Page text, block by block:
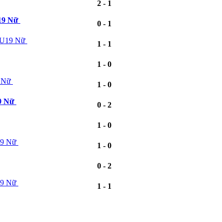
2 - 1
Nữ 0 - 1
Nữ 1 - 1
1 - 0
1 - 0
Nữ 0 - 2
1 - 0
Nữ 1 - 0
0 - 2
Nữ 1 - 1